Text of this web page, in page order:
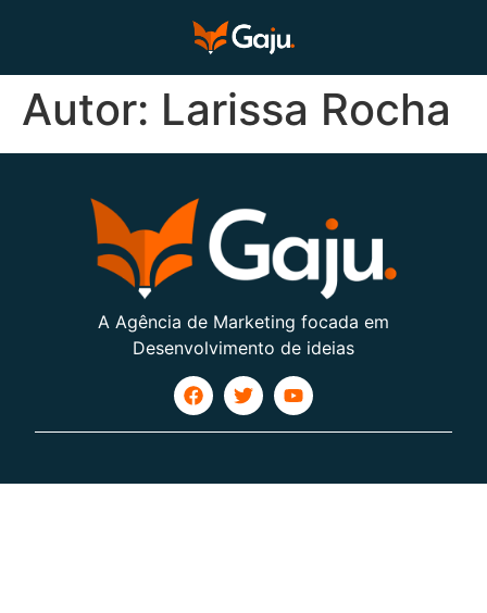
Autor: Larissa Rocha
A Agência de Marketing focada em
Desenvolvimento de ideias